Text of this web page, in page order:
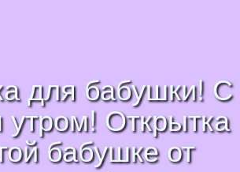
для бабушки! С
Открытка
бабушке от